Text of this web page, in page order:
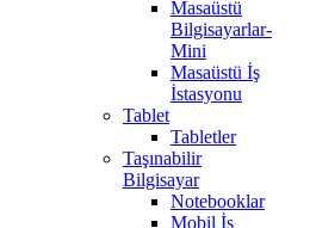
Masaüstü
Bilgisayarlar-
Mini
Masaüstü İş
İstasyonu
Tablet
Tabletler
Taşınabilir
Bilgisayar
Notebooklar
Mobil İş